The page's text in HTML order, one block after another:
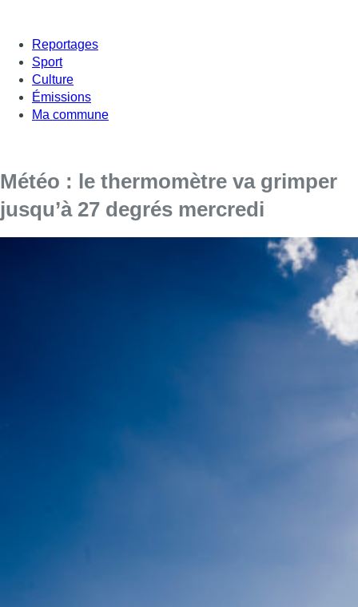
Reportages
Sport
Culture
Émissions
Ma commune
Météo : le thermomètre va grimper
jusqu’à 27 degrés mercredi